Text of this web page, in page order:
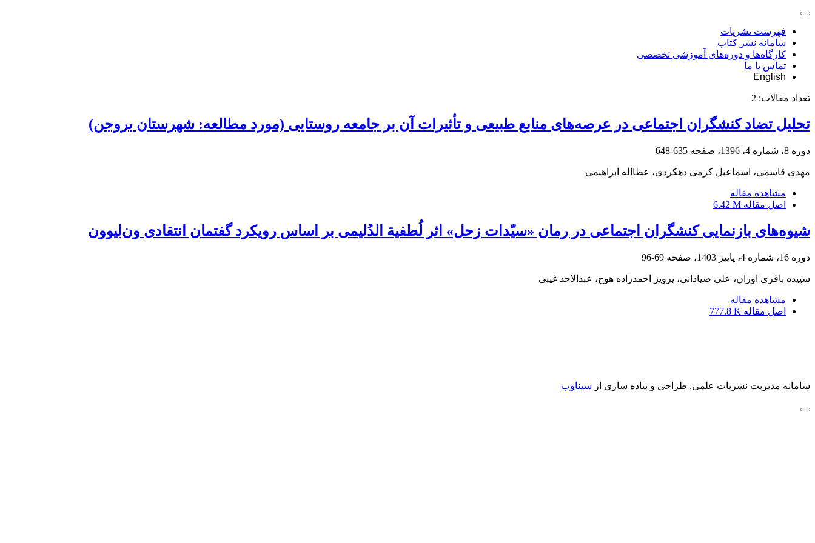
فهرست نشریات
سامانه نشر کتاب
کارگاه‌ها و دوره‌های آموزشی تخصصی
تماس با ما
English
تعداد مقالات: 2
تحلیل تضاد کنشگران اجتماعی در عرصه‌های منابع طبیعی و تأثیرات آن بر جامعه روستایی (مورد مطالعه: شهرستان بروجن)
دوره 8، شماره 4، 1396، صفحه 635-648
مهدی قاسمی، اسماعیل کرمی دهکردی، عطااله ابراهیمی
مشاهده مقاله
اصل مقاله 6.42 M
شیوه‌های بازنمایی کنشگران اجتماعی در رمان «سیّدات زحل» اثر لُطفیة الدُلیمی بر اساس رویکرد گفتمان انتقادی ون‌لیوون
دوره 16، شماره 4، پاییز 1403، صفحه 69-96
سپیده باقری اوزان، علی صیادانی، پرویز احمدزاده هوج، عبدالاحد غیبی
مشاهده مقاله
اصل مقاله 777.8 K
سامانه مدیریت نشریات علمی. طراحی و پیاده سازی از سیناوب